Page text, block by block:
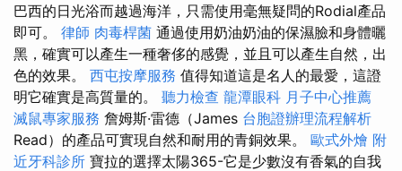
巴西的日光浴而越過海洋，只需使用毫無疑問的Rodial產品
即可。 律師 肉毒桿菌 通過使用奶油奶油的保濕臉和身體曬
黑，確實可以產生一種奢侈的感覺，並且可以產生自然，出
色的效果。 西屯按摩服務 值得知道這是名人的最愛，這證
明它確實是高質量的。 聽力檢查 龍潭眼科 月子中心推薦
滅鼠專家服務 詹姆斯·雷德（James 台胞證辦理流程解析
Read）的產品可實現自然和耐用的青銅效果。 歐式外燴 附
近牙科診所 寶拉的選擇太陽365-它是少數沒有香氣的自我